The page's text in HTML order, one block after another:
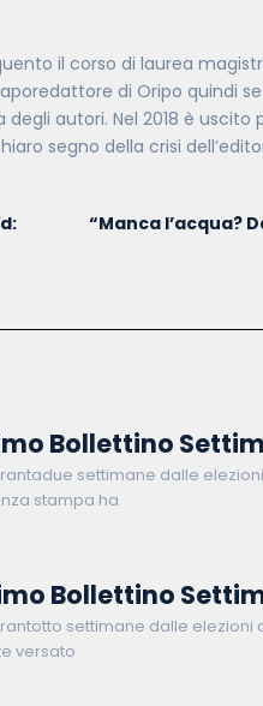
il corso di laurea
di Oripo quindi
autori. Nel 2018 è uscito
segno della crisi
“Manca l’acqua?
Bollettino
settimane dalle
stampa ha
Bollettino
settimane dalle elezioni
versato